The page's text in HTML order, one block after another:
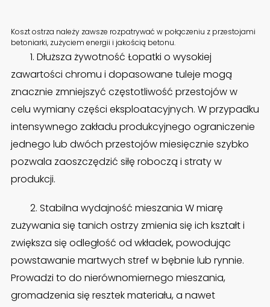
Koszt ostrza należy zawsze rozpatrywać w połączeniu z przestojami
betoniarki, zużyciem energii i jakością betonu.
1. Dłuższa żywotność Łopatki o wysokiej
zawartości chromu i dopasowane tuleje mogą
znacznie zmniejszyć częstotliwość przestojów w
celu wymiany części eksploatacyjnych. W przypadku
intensywnego zakładu produkcyjnego ograniczenie
jednego lub dwóch przestojów miesięcznie szybko
pozwala zaoszczędzić siłę roboczą i straty w
produkcji.
2. Stabilna wydajność mieszania W miarę
zużywania się tanich ostrzy zmienia się ich kształt i
zwiększa się odległość od wkładek, powodując
powstawanie martwych stref w bębnie lub rynnie.
Prowadzi to do nierównomiernego mieszania,
gromadzenia się resztek materiału, a nawet